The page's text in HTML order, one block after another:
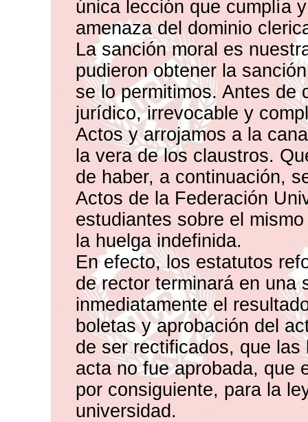
única lección que cumplía
amenaza del dominio
La sanción moral es
pudieron obtener la
se lo permitimos. Antes de
jurídico, irrevocable y
Actos y arrojamos a la
la vera de los claustros.
de haber, a continuación,
Actos de la Federación
estudiantes sobre el
la huelga indefinida.
En efecto, los estatutos
de rector terminará en una
inmediatamente el
boletas y aprobación del
de ser rectificados, que
acta no fue aprobada, que
por consiguiente, para la
universidad.